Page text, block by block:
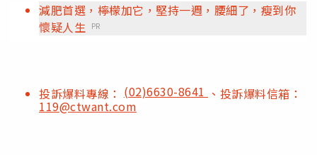
減肥首選，檸檬加它，堅持一週，腰細了，瘦到你
懷疑人生
PR
投訴爆料專線： (02)6630-8641 、投訴爆料信箱：
119@ctwant.com